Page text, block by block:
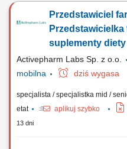
zielarskich; Aktywne prezentacje
naturalnych suplementach diety i
planów sprzedaży oraz działań...
Przedstawiciel
suplementy diety
Activepharm Labs Sp. z o.o.
mobilna
dziś wygasa
specjalista / specjalistka mid /
etat
aplikuj szybko
13 dni